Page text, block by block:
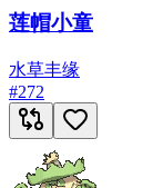
莲帽小童
水草丰缘
#272